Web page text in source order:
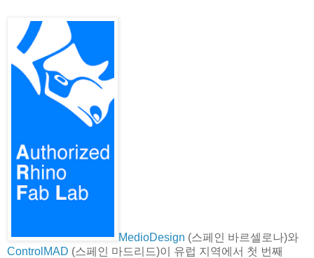
MedioDesign (스페인 바르셀로나)와
ControlMAD (스페인 마드리드)이 유럽 지역에서 첫 번째